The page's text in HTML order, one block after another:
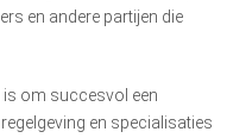
en andere partijen die
is om succesvol een
en specialisaties